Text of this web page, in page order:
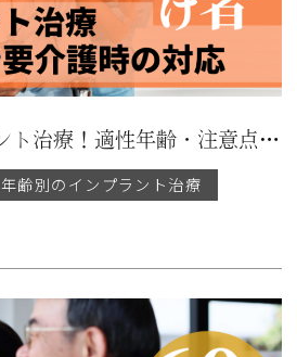
高齢者のインプラント治療！適性年齢・注意点・要介護時の対応
年齢別のインプラント治療